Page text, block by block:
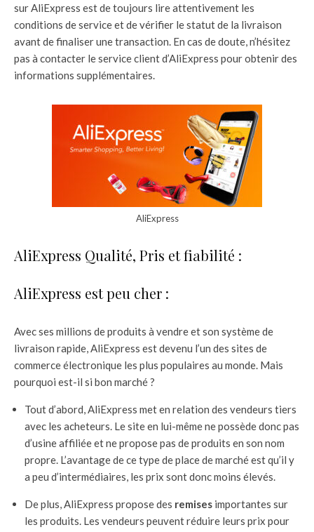
sur AliExpress est de toujours lire attentivement les
conditions de service et de vérifier le statut de la livraison
avant de finaliser une transaction. En cas de doute, n’hésitez
pas à contacter le service client d’AliExpress pour obtenir des
informations supplémentaires.
AliExpress
AliExpress Qualité, Pris et fiabilité :
AliExpress est peu cher :
Avec ses millions de produits à vendre et son système de
livraison rapide, AliExpress est devenu l’un des sites de
commerce électronique les plus populaires au monde. Mais
pourquoi est-il si bon marché ?
Tout d’abord, AliExpress met en relation des vendeurs tiers
avec les acheteurs. Le site en lui-même ne possède donc pas
d’usine affiliée et ne propose pas de produits en son nom
propre. L’avantage de ce type de place de marché est qu’il y
a peu d’intermédiaires, les prix sont donc moins élevés.
De plus, AliExpress propose des remises importantes sur
les produits. Les vendeurs peuvent réduire leurs prix pour